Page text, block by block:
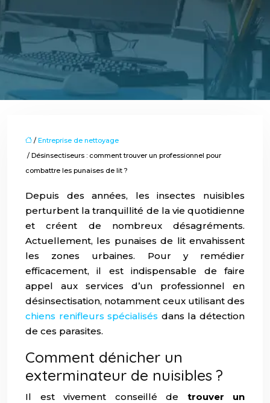
/ Entreprise de nettoyage
/ Désinsectiseurs : comment trouver un professionnel pour
combattre les punaises de lit ?
Depuis des années, les insectes nuisibles
perturbent la tranquillité de la vie quotidienne
et créent de nombreux désagréments.
Actuellement, les punaises de lit envahissent
les zones urbaines. Pour y remédier
efficacement, il est indispensable de faire
appel aux services d’un professionnel en
désinsectisation, notamment ceux utilisant des
chiens renifleurs spécialisés dans la détection
de ces parasites.
Comment dénicher un
exterminateur de nuisibles ?
Il est vivement conseillé de trouver un